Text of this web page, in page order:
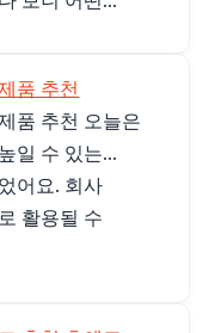
품 추천
품 추천 오늘은
일 수 있는...
어요. 회사
활용될 수